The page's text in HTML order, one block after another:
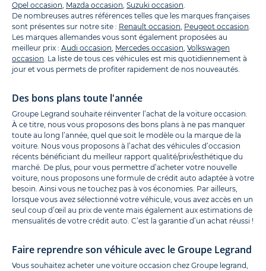
Opel occasion, Mazda occasion, Suzuki occasion.
De nombreuses autres références telles que les marques françaises
sont présentes sur notre site : Renault occasion, Peugeot occasion.
Les marques allemandes vous sont également proposées au
meilleur prix : Audi occasion, Mercedes occasion, Volkswagen
occasion. La liste de tous ces véhicules est mis quotidiennement à
jour et vous permets de profiter rapidement de nos nouveautés.
Des bons plans toute l'année
Groupe Legrand souhaite réinventer l’achat de la voiture occasion.
À ce titre, nous vous proposons des bons plans à ne pas manquer
toute au long l’année, quel que soit le modèle ou la marque de la
voiture. Nous vous proposons à l’achat des véhicules d’occasion
récents bénéficiant du meilleur rapport qualité/prix/esthétique du
marché. De plus, pour vous permettre d’acheter votre nouvelle
voiture, nous proposons une formule de crédit auto adaptée à votre
besoin. Ainsi vous ne touchez pas à vos économies. Par ailleurs,
lorsque vous avez sélectionné votre véhicule, vous avez accès en un
seul coup d’œil au prix de vente mais également aux estimations de
mensualités de votre crédit auto. C’est la garantie d’un achat réussi !
Faire reprendre son véhicule avec le Groupe Legrand
Vous souhaitez acheter une voiture occasion chez Groupe legrand,